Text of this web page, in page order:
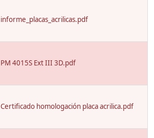
informe_placas_acrilicas.pdf
PM 4015S Ext III 3D.pdf
Certificado homologación placa acrilica.pdf